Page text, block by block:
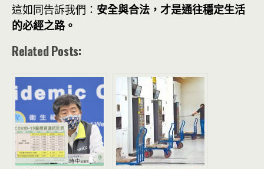
這如同告訴我們： 安全與合法，才是通往穩定生活
的必經之路。
Related Posts: